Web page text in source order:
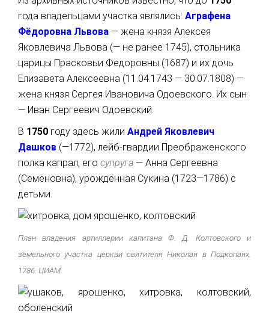
года владельцами участка являлись: Аграфена
Фёдоровна Львова — жена князя Алексея
Яковлевича Львова (— не ранее 1745), стольника
царицы Прасковьи Федоровны (1687) и их дочь
Елизавета Алексеевна (11.04.1743 — 30.07.1808) —
жена князя Сергея Ивановича Одоевского. Их сын
— Иван Сергеевич Одоевский.
В 1750 году здесь жили Андрей Яковлевич
Дашков (—1772), лейб-гвардии Преображенского
полка капрал, его супруга — Анна Сергеевна
(Семёновна), урождённая Сукина (1723—1786) с
детьми.
План владения артиллерии капитана Ф. Д. Колтовского и
земельного участка церкви святителя Николая в Подкопаях.
1786. ЦИАМ.